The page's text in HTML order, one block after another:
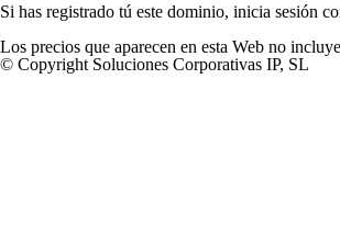
Si has registrado tú este dominio, inicia sesión
Los precios que aparecen en esta Web no
© Copyright Soluciones Corporativas IP, SL